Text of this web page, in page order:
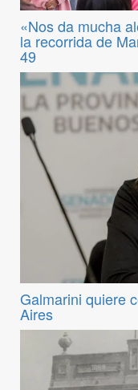
«Nos da mucha
la recorrida de
49
Galmarini quiere
Aires